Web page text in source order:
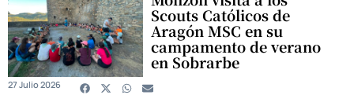
Scouts Católicos de
Aragón MSC en su
campamento de verano
en Sobrarbe
27 Julio 2026